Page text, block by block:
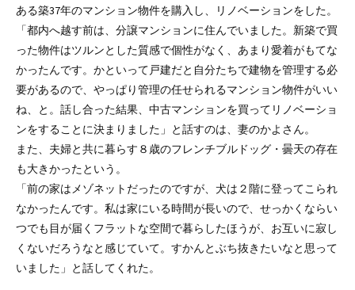
ある築37年のマンション物件を購入し、リノベーションをした。
「都内へ越す前は、分譲マンションに住んでいました。新築で買
った物件はツルンとした質感で個性がなく、あまり愛着がもてな
かったんです。かといって戸建だと自分たちで建物を管理する必
要があるので、やっぱり管理の任せられるマンション物件がいい
ね、と。話し合った結果、中古マンションを買ってリノベーショ
ンをすることに決まりました」と話すのは、妻のかよさん。
また、夫婦と共に暮らす８歳のフレンチブルドッグ・曇天の存在
も大きかったという。
「前の家はメゾネットだったのですが、犬は２階に登ってこられ
なかったんです。私は家にいる時間が長いので、せっかくならい
つでも目が届くフラットな空間で暮らしたほうが、お互いに寂し
くないだろうなと感じていて。すかんとぶち抜きたいなと思って
いました」と話してくれた。